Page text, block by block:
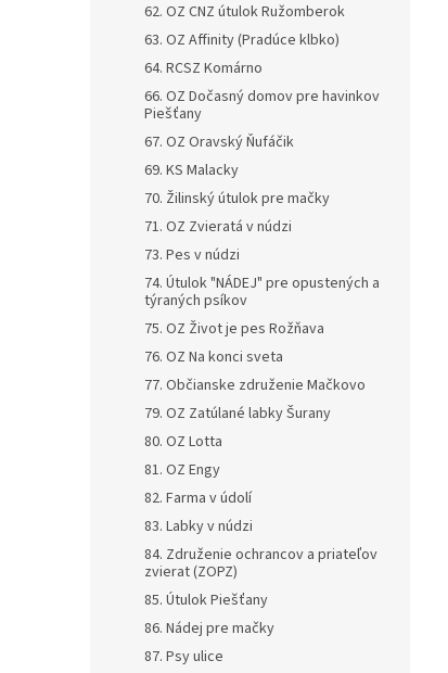
62. OZ CNZ útulok Ružomberok
63. OZ Affinity (Pradúce klbko)
64. RCSZ Komárno
66. OZ Dočasný domov pre havinkov
Piešťany
67. OZ Oravský Ňufáčik
69. KS Malacky
70. Žilinský útulok pre mačky
71. OZ Zvieratá v núdzi
73. Pes v núdzi
74. Útulok "NÁDEJ" pre opustených a
týraných psíkov
75. OZ Život je pes Rožňava
76. OZ Na konci sveta
77. Občianske združenie Mačkovo
79. OZ Zatúlané labky Šurany
80. OZ Lotta
81. OZ Engy
82. Farma v údolí
83. Labky v núdzi
84. Združenie ochrancov a priateľov
zvierat (ZOPZ)
85. Útulok Piešťany
86. Nádej pre mačky
87. Psy ulice